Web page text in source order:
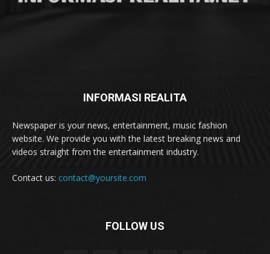
INFORMASI REALITA
Newspaper is your news, entertainment, music fashion
website. We provide you with the latest breaking news and
videos straight from the entertainment industry.
Contact us: contact@yoursite.com
FOLLOW US